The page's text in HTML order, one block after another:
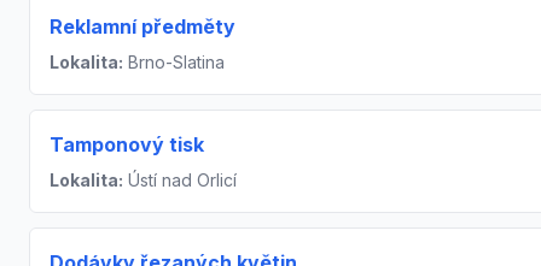
Reklamní předměty
Lokalita: Brno-Slatina
Tamponový tisk
Lokalita: Ústí nad Orlicí